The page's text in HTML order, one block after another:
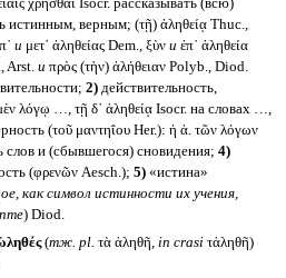
истинным, верным; (τῇ) ἀληθείᾳ Thuc.,
и μετ᾽ ἀληθείας Dem., ξὺν и ἐπ᾽ ἀληθεία
Arst. и πρὸς (τὴν) ἀλήθειαν Polyb., Diod.
2)действительность,
λόγῳ …, τῇ δ᾽ ἀληθείᾳ Isocr. на словах …,
(τοῦ μαντηΐου Her.): ἡ ἀ. τῶν λόγων
слов и (сбывшегося) сновидения; 4)
(φρενῶν Aesch.); 5)«истина»
как символ истинности их учения,
) Diod.
(тж. pl. τὰ ἀληθῆ, in crasiτἀληθῆ)